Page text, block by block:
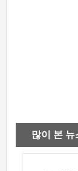
많이 본 뉴